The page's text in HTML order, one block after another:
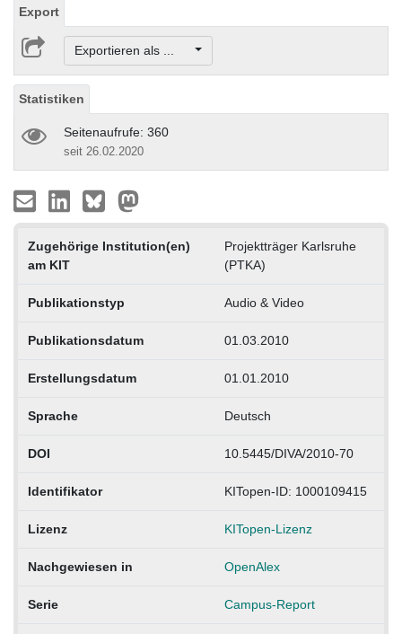
Export
Exportieren als ...
Statistiken
Seitenaufrufe: 360
seit 26.02.2020
Zugehörige Institution(en)
am KIT
Projektträger Karlsruhe
(PTKA)
Publikationstyp Audio & Video
Publikationsdatum 01.03.2010
Erstellungsdatum 01.01.2010
Sprache Deutsch
DOI 10.5445/DIVA/2010-70
Identifikator KITopen-ID: 1000109415
Lizenz KITopen-Lizenz
Nachgewiesen in OpenAlex
Serie Campus-Report